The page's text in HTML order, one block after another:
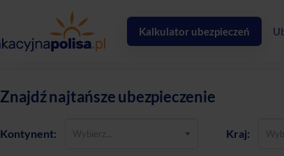
Kalkulator ubezpieczeń
Znajdź najtańsze ubezpieczenie
Kontynent: Kraj: